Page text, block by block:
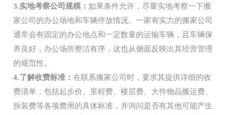
3.实地考察公司规模：如果条件允许，尽量实地考察一下搬
家公司的办公场地和车辆停放情况。一家有实力的搬家公司
通常会有固定的办公地点和一定数量的运输车辆，且车辆保
养良好，办公场所整洁有序，这也从侧面反映出其经营管理
的规范性。
4.了解收费标准：在联系搬家公司时，要求其提供详细的收
费清单，包括起步价、里程费、楼层费、大件物品搬运费、
拆装费等各项费用的具体标准，并询问是否有其他可能产生